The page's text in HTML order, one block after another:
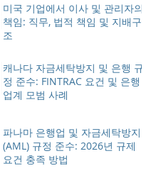
미국 기업에서 이사 및 관리자의
책임: 직무, 법적 책임 및 지배구
조
캐나다 자금세탁방지 및 은행 규
정 준수: FINTRAC 요건 및 은행
업계 모범 사례
파나마 은행업 및 자금세탁방지
(AML) 규정 준수: 2026년 규제
요건 충족 방법